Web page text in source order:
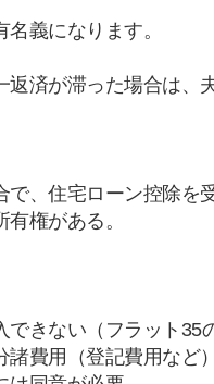
義になります。
済が滞った場合は、
、住宅ローン控除を
権がある。
できない（フラット 35
費用（登記費用など